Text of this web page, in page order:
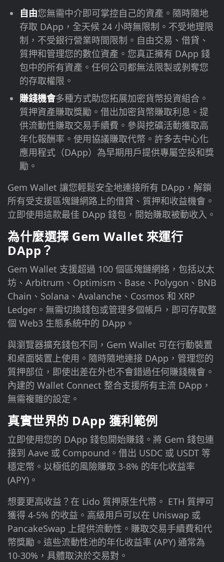
自由您無需中介即可掌控自己的資產。隨時隨地
存取 DApp，全天候 24 小時無限制。不受地理限
制，不受銀行營業時間限制。自由交易、借貸、
質押和管理您的數位資產。您真正擁有 DApp 錢
包中的所有資產。任何公司都無法限製或剝奪您
的存取權限。
賺錢機會多種方式助您拓展加密貨幣投資組合。
質押資產賺取獎勵。借出加密貨幣賺取利息。提
供流動性賺取交易手續費。參與挖礦活動獲取高
年化報酬率。使用協議賺取代幣。許多去中心化
應用程式（DApp）為早期用戶提供專屬空投和獎
勵。
Gem Wallet 讓您輕鬆安全地連接所有 DApp，解鎖
所有受支援區塊鏈網路上的借貸、質押和收益機會。
立即使用這款最佳 DApp 錢包，開始賺取被動收入。
為什麼選擇 Gem Wallet 來運行
DApp？
Gem Wallet 支援超過 100 個區塊鏈網絡，包括以太
坊、Arbitrum、Optimism、Base、Polygon、BNB
Chain、Solana、Avalanche、Cosmos 和 XRP
Ledger。無需切換錢包或管理多個帳戶，即可存取整
個 Web3 生態系統中的 DApp。
與瀏覽器擴充錢包不同，Gem Wallet 可在行動裝置
和桌面裝置上使用。隨時隨地連接 DApp，管理您的
質押部位，即使出差在外也不會錯過任何賺錢機會。
內建的 Wallet Connect 整合支援所有主流 DApp，
無需複雜的設定。
真實世界的 DApp 獲利範例
立即使用您的 DApp 錢包開始賺錢。將 Gem 錢包連
接到 Aave 或 Compound。借出 USDC 或 USDT 等
穩定幣。以極低的風險賺取 3-8% 的年化收益率
(APY)。
想要更高收益？在 Lido 質押原生代幣。 ETH 質押可
獲得 4-5% 的收益。高級用戶可以在 Uniswap 或
PancakeSwap 上提供流動性。賺取交易手續費和代
幣獎勵。這些流動性池的年化收益率 (APY) 通常為
10-30%，具體取決於交易對。